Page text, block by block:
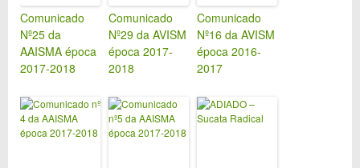
Comunicado
Nº25 da
AAISMA época
2017-2018
Comunicado
Nº29 da AVISM
época 2017-
2018
Comunicado
Nº16 da AVISM
época 2016-
2017